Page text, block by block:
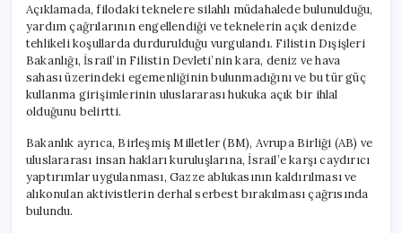
Açıklamada, filodaki teknelere silahlı müdahalede bulunulduğu,
yardım çağrılarının engellendiği ve teknelerin açık denizde
tehlikeli koşullarda durdurulduğu vurgulandı. Filistin Dışişleri
Bakanlığı, İsrail’in Filistin Devleti’nin kara, deniz ve hava
sahası üzerindeki egemenliğinin bulunmadığını ve bu tür güç
kullanma girişimlerinin uluslararası hukuka açık bir ihlal
olduğunu belirtti.
Bakanlık ayrıca, Birleşmiş Milletler (BM), Avrupa Birliği (AB) ve
uluslararası insan hakları kuruluşlarına, İsrail’e karşı caydırıcı
yaptırımlar uygulanması, Gazze ablukasının kaldırılması ve
alıkonulan aktivistlerin derhal serbest bırakılması çağrısında
bulundu.